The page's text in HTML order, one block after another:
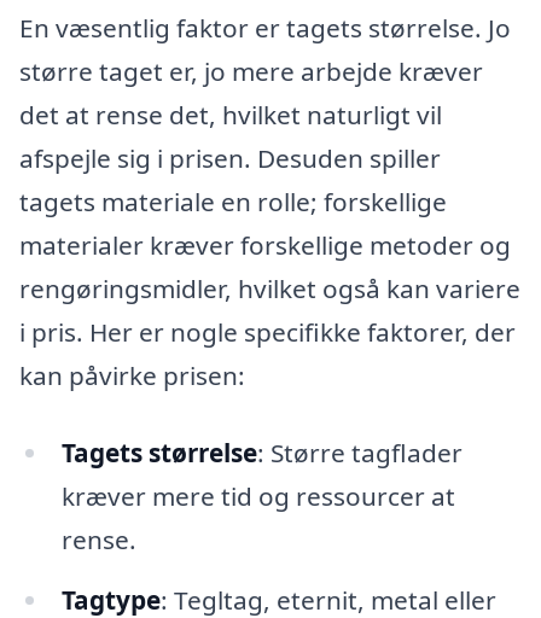
En væsentlig faktor er tagets størrelse. Jo
større taget er, jo mere arbejde kræver
det at rense det, hvilket naturligt vil
afspejle sig i prisen. Desuden spiller
tagets materiale en rolle; forskellige
materialer kræver forskellige metoder og
rengøringsmidler, hvilket også kan variere
i pris. Her er nogle specifikke faktorer, der
kan påvirke prisen:
Tagets størrelse: Større tagflader
kræver mere tid og ressourcer at
rense.
Tagtype: Tegltag, eternit, metal eller